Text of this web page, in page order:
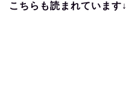
こちらも読まれています↓